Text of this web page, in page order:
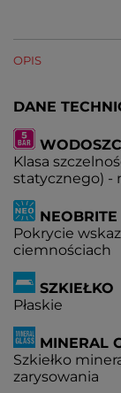
OPIS
DANE
Klasa
statycznego) -
NEOBRITE
Pokrycie
ciemnościach
SZKIEŁKO
Płaskie
MINERAL
Szkiełko
zarysowania